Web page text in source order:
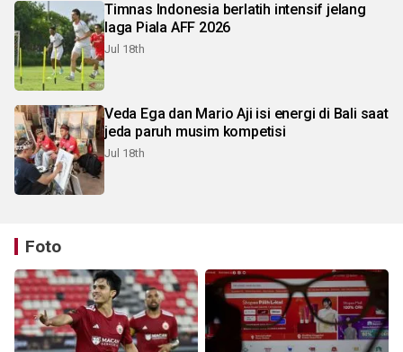
Timnas Indonesia berlatih intensif jelang
laga Piala AFF 2026
Jul 18th
Veda Ega dan Mario Aji isi energi di Bali saat
jeda paruh musim kompetisi
Jul 18th
Foto